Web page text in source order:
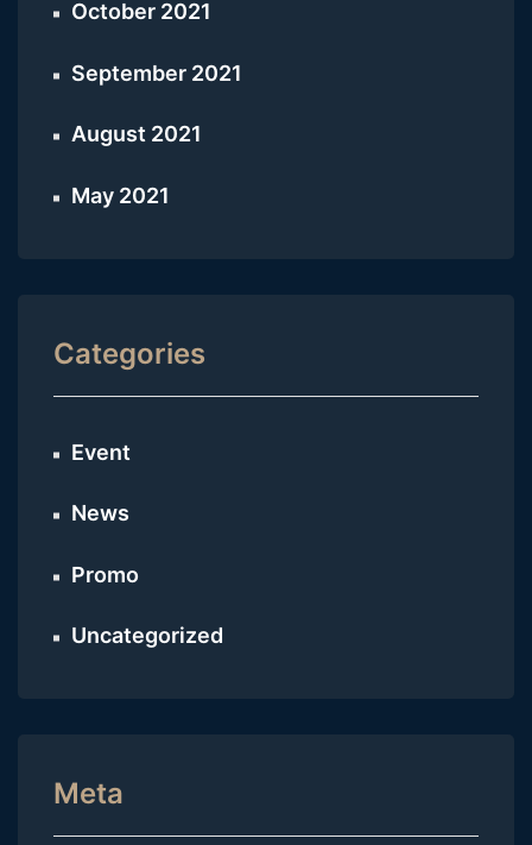
October 2021
September 2021
August 2021
May 2021
Categories
Event
News
Promo
Uncategorized
Meta